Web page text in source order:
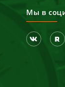
Мы в